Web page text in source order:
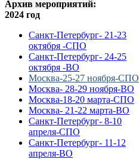
Архив мероприятий:
2024 год
Санкт-Петербург- 21-23
октября -СПО
Санкт-Петербург- 24-25
октября -ВО
Москва-25-27 ноября-СПО
Москва- 28-29 ноября-ВО
Москва-18-20 марта-СПО
Москва- 21-22 марта-ВО
Санкт-Петербург- 8-10
апреля-СПО
Санкт-Петербург- 11-12
апреля-ВО